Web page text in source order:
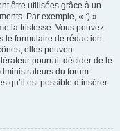
être utilisées grâce à un
Par exemple, « :) »
la tristesse. Vous pouvez
le formulaire de rédaction.
elles peuvent
pourrait décider de le
du forum
qu’il est possible d’insérer